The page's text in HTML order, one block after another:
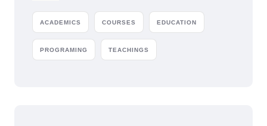
ACADEMICS COURSES EDUCATION
PROGRAMING TEACHINGS